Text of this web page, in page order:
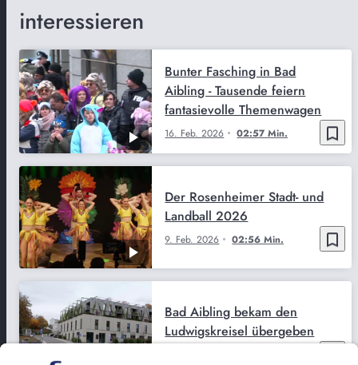
interessieren
bookmark_border
16. Feb. 2026 02:57 Min.
Bunter Fasching in Bad
Aibling - Tausende feiern
fantasievolle Themenwagen
bookmark_border
9. Feb. 2026 02:56 Min.
Der Rosenheimer Stadt- und
Landball 2026
Bad Aibling bekam den
Ludwigskreisel übergeben